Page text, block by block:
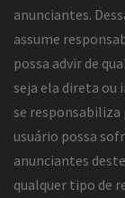
anunciantes.
assume
possa advir de
seja ela direta ou
se responsabiliza
usuário possa
anunciantes
qualquer tipo de